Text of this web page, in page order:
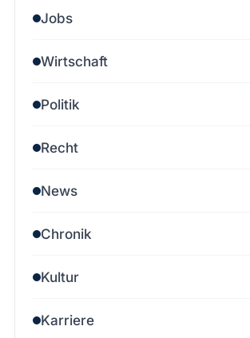
Jobs
Wirtschaft
Politik
Recht
News
Chronik
Kultur
Karriere